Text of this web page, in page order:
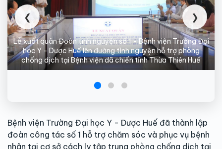
Lễ xuất quân Đoàn tình nguyện số 1 - Bệnh viện Trường Đại
học Y - Dược Huế lên đường tình nguyện hỗ trợ phòng
chống dịch tại Bệnh viện dã chiến tỉnh Thừa Thiên Huế
❮ ❯
Bệnh viện Trường Đại học Y - Dược Huế đã thành lập
đoàn công tác số 1 hỗ trợ chăm sóc và phục vụ bệnh
nhân tại cơ sở cách ly tập trung phòng chống dịch tại